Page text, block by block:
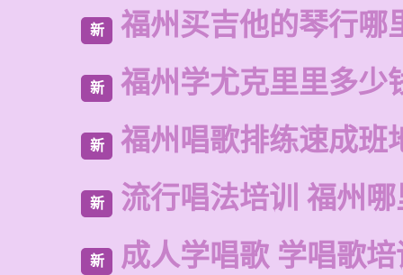
新 福州买吉他的琴行哪
新 福州学尤克里里多少
新 福州唱歌排练速成班
新 流行唱法培训 福州
新 成人学唱歌 学唱歌培